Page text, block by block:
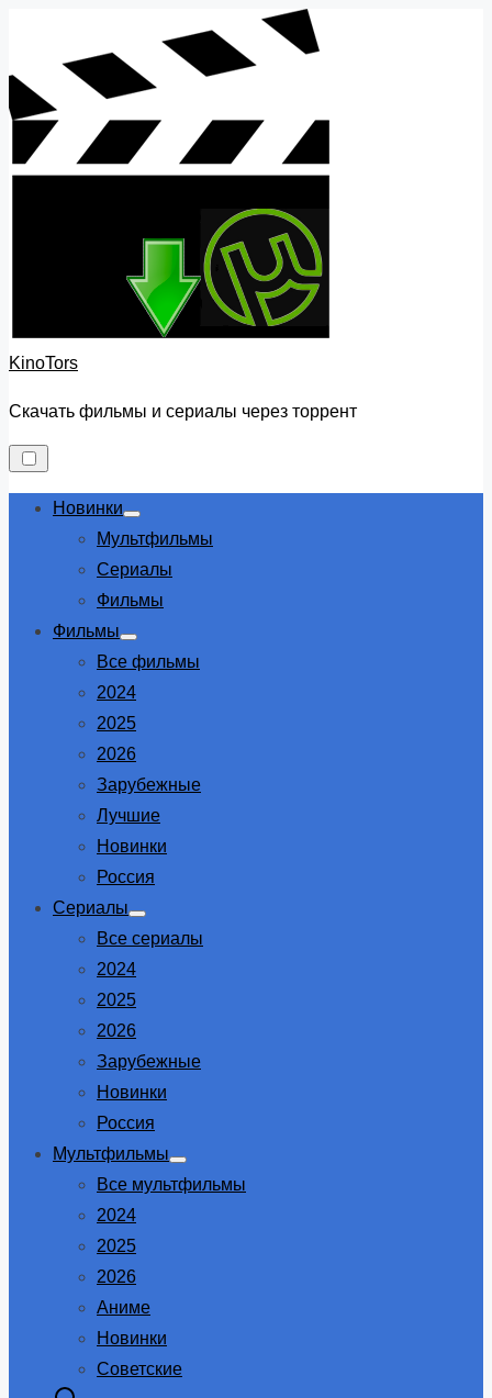
content
KinoTors
Скачать фильмы и сериалы через торрент
Новинки
Show
sub
Мультфильмы
Сериалы
Фильмы
Фильмы
Show
sub
Все фильмы
2024
2025
2026
Зарубежные
Лучшие
Новинки
Россия
Сериалы
Show
sub
Все сериалы
2024
2025
2026
Зарубежные
Новинки
Россия
Мультфильмы
Show
sub
Все мультфильмы
2024
2025
2026
Аниме
Новинки
Советские